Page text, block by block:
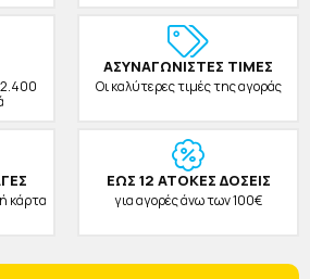
ΑΣΥΝΑΓΩΝΙΣΤΕΣ ΤΙΜΕΣ
Οι καλύτερες τιμές της αγοράς
κάρτα
ΕΩΣ 12 ΑΤΟΚΕΣ ΔΟΣΕΙΣ
για αγορές άνω των 100€